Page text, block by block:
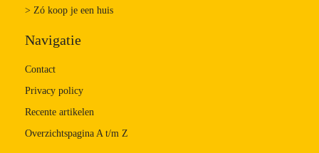
> Zó koop je een huis
Navigatie
Contact
Privacy policy
Recente artikelen
Overzichtspagina A t/m Z